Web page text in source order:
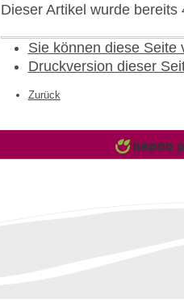
Dieser Artikel wurde
Sie können diese Seite
Druckversion dieser
Zurück